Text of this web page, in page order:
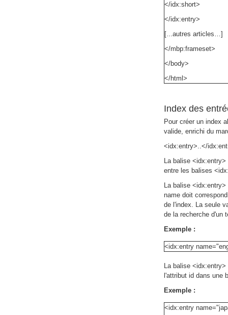
</idx:short>
</idx:entry>
[...autres articles…]
</mbp:frameset>
</body>
</html>
Index des
Pour créer un index
valide, enrichi du
<idx:entry>..</
La balise
entre les balises
La balise
name doit
de l'index. La seule
de la recherche d'un
Exemple :
<idx:entry
La balise
l'attribut id dans une
Exemple :
<idx:entry